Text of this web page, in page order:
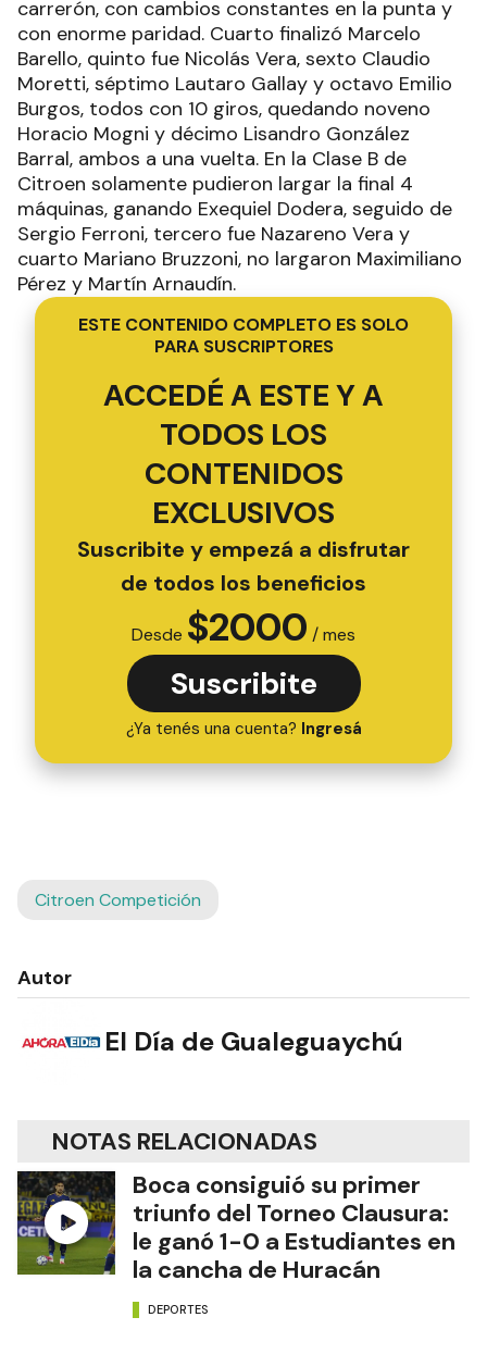
carrerón, con cambios constantes en la punta y
con enorme paridad. Cuarto finalizó Marcelo
Barello, quinto fue Nicolás Vera, sexto Claudio
Moretti, séptimo Lautaro Gallay y octavo Emilio
Burgos, todos con 10 giros, quedando noveno
Horacio Mogni y décimo Lisandro González
Barral, ambos a una vuelta. En la Clase B de
Citroen solamente pudieron largar la final 4
máquinas, ganando Exequiel Dodera, seguido de
Sergio Ferroni, tercero fue Nazareno Vera y
cuarto Mariano Bruzzoni, no largaron Maximiliano
Pérez y Martín Arnaudín.
ESTE CONTENIDO COMPLETO ES SOLO
PARA SUSCRIPTORES
ACCEDÉ A ESTE Y A
TODOS LOS
CONTENIDOS
EXCLUSIVOS
Suscribite y empezá a disfrutar
de todos los beneficios
Desde $2000 / mes
Suscribite
¿Ya tenés una cuenta? Ingresá
Citroen Competición
Autor
El Día de Gualeguaychú
NOTAS RELACIONADAS
Boca consiguió su primer
triunfo del Torneo Clausura:
le ganó 1-0 a Estudiantes en
la cancha de Huracán
DEPORTES